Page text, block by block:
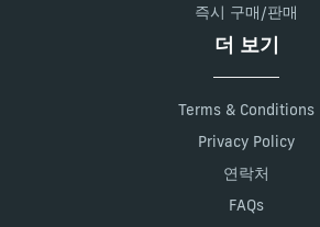
즉시 구매/판매
더 보기
Terms & Conditions
Privacy Policy
연락처
FAQs